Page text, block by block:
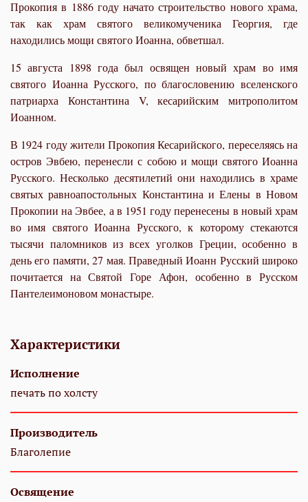
Прокопия в 1886 году начато строительство нового храма,
так как храм святого великомученика Георгия, где
находились мощи святого Иоанна, обветшал.
15 августа 1898 года был освящен новый храм во имя
святого Иоанна Русского, по благословению вселенского
патриарха Константина V, кесарийским митрополитом
Иоанном.
В 1924 году жители Прокопия Кесарийского, переселяясь на
остров Эвбею, перенесли с собою и мощи святого Иоанна
Русского. Несколько десятилетий они находились в храме
святых равноапостольных Константина и Елены в Новом
Прокопии на Эвбее, а в 1951 году перенесены в новый храм
во имя святого Иоанна Русского, к которому стекаются
тысячи паломников из всех уголков Греции, особенно в
день его памяти, 27 мая. Праведный Иоанн Русский широко
почитается на Святой Горе Афон, особенно в Русском
Пантелеимоновом монастыре.
Характеристики
Исполнение
печать по холсту
Производитель
Благолепие
Освящение